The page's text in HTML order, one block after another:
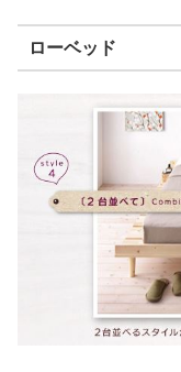
ローベッド